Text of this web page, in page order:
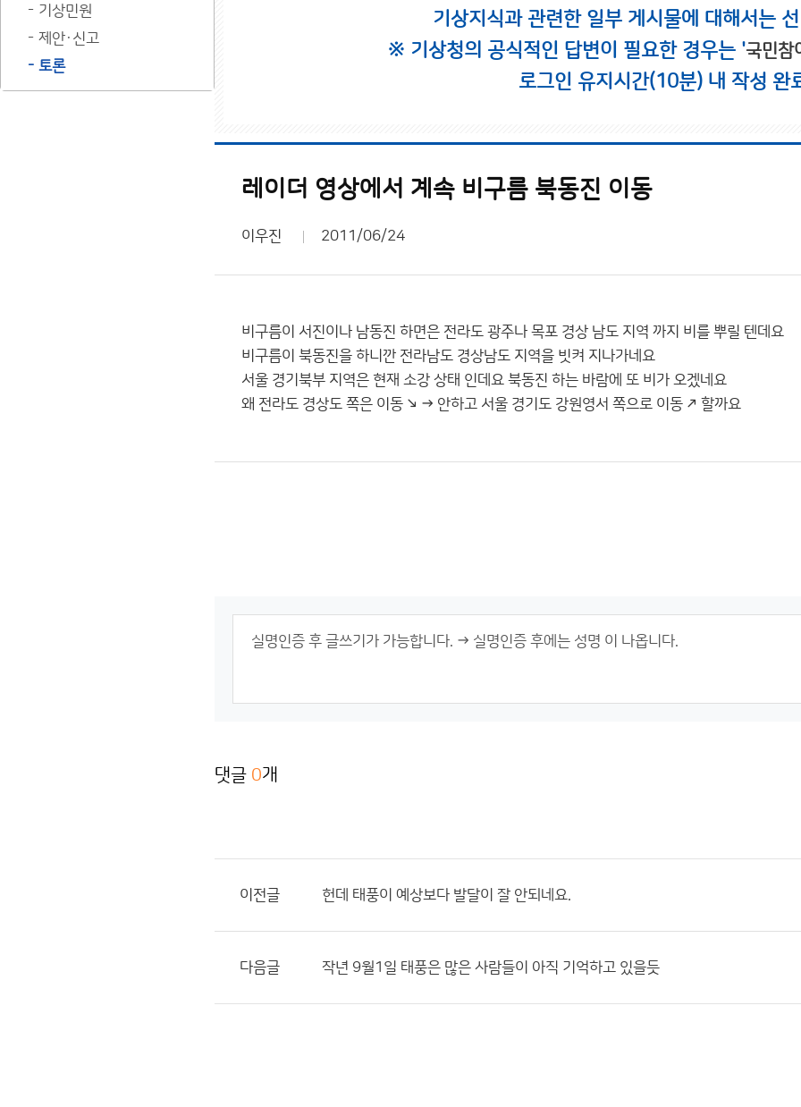
기상민원
제안·신고
토론
기상지식과 관련한 일부 게시물에 대해서는
※ 기상청의 공식적인 답변이 필요한 경우는 '국민참
로그인 유지시간(10분) 내 작성 완
레이더 영상에서 계속 비구름 북동진 이동
이우진 2011/06/24
비구름이 서진이나 남동진 하면은 전라도 광주나 목포 경상 남도 지역 까지 비를 뿌릴 텐데요
비구름이 북동진을 하니깐 전라남도 경상남도 지역을 빗켜 지나가네요
서울 경기북부 지역은 현재 소강 상태 인데요 북동진 하는 바람에 또 비가 오겠네요
왜 전라도 경상도 쪽은 이동 ↘ → 안하고 서울 경기도 강원영서 쪽으로 이동 ↗ 할까요
댓글 0개
이전글 헌데 태풍이 예상보다 발달이 잘 안되네요.
다음글 작년 9월1일 태풍은 많은 사람들이 아직 기억하고 있을듯